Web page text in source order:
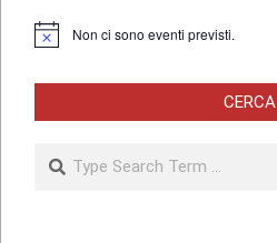
Notice Non ci sono eventi previsti.
CERCA
Search